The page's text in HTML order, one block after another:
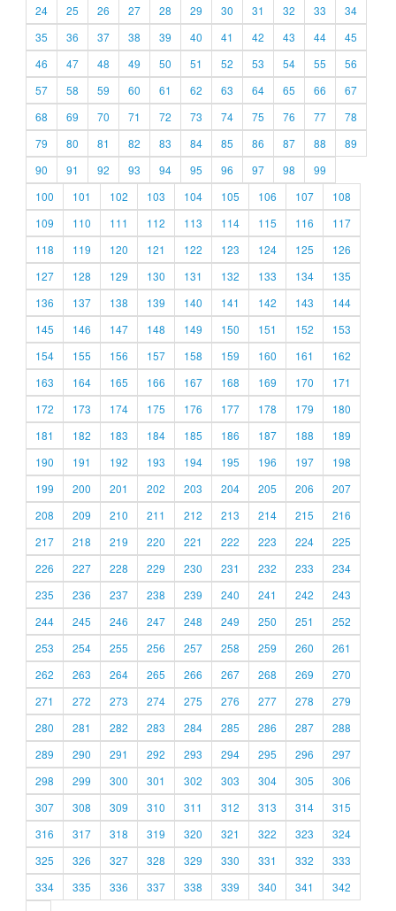
24
25 26 27 28 29 30 31 32 33
34
35
36 37 38 39 40 41 42 43 44
45
46
47 48 49 50 51 52 53 54 55
56
57
58 59 60 61 62 63 64 65 66
67
68
69 70 71 72 73 74 75 76 77
78
79
80 81 82 83 84 85 86 87 88
89
90
91 92 93 94 95 96 97 98
99
100
101 102 103 104 105 106 107
108
109
110 111 112 113 114 115 116
117
118
119 120 121 122 123 124 125
126
127
128 129 130 131 132 133 134
135
136
137 138 139 140 141 142 143
144
145
146 147 148 149 150 151 152
153
154
155 156 157 158 159 160 161
162
163
164 165 166 167 168 169 170
171
172
173 174 175 176 177 178 179
180
181
182 183 184 185 186 187 188
189
190
191 192 193 194 195 196 197
198
199
200 201 202 203 204 205 206
207
208
209 210 211 212 213 214 215
216
217
218 219 220 221 222 223 224
225
226
227 228 229 230 231 232 233
234
235
236 237 238 239 240 241 242
243
244
245 246 247 248 249 250 251
252
253
254 255 256 257 258 259 260
261
262
263 264 265 266 267 268 269
270
271
272 273 274 275 276 277 278
279
280
281 282 283 284 285 286 287
288
289
290 291 292 293 294 295 296
297
298
299 300 301 302 303 304 305
306
307
308 309 310 311 312 313 314
315
316
317 318 319 320 321 322 323
324
325
326 327 328 329 330 331 332
333
334
335 336 337 338 339 340 341
342